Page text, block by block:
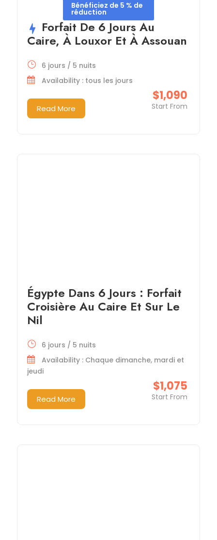
Bénéficiez de 5 % de
réduction
Forfait De 6 Jours Au
Caire, À Louxor Et À Assouan
$1,090
Start From
6 jours / 5 nuits
Availability : tous les jours
Read More
Égypte Dans 6 Jours : Forfait
Croisière Au Caire Et Sur Le
Nil
$1,075
Start From
6 jours / 5 nuits
Availability : Chaque dimanche, mardi et
jeudi
Read More